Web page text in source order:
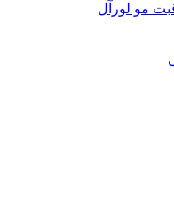
مو لورآل